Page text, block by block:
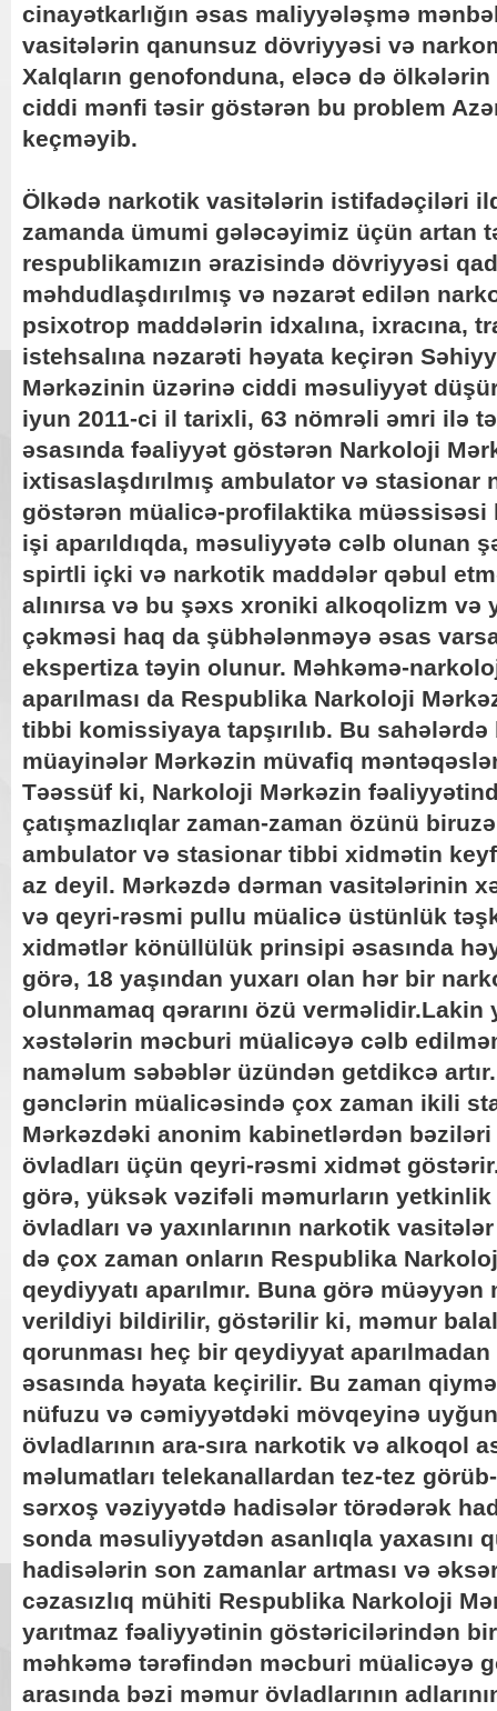
cinayətkarlığın əsas maliyyələşmə
vasitələrin qanunsuz dövriyyəsi və
Xalqların genofonduna, eləcə də
ciddi mənfi təsir göstərən bu problem
keçməyib.
Ölkədə narkotik vasitələrin istifadəçiləri
zamanda ümumi gələcəyimiz üçün artan
respublikamızın ərazisində dövriyyəsi
məhdudlaşdırılmış və nəzarət edilən
psixotrop maddələrin idxalına, ixracına,
istehsalına nəzarəti həyata keçirən
Mərkəzinin üzərinə ciddi məsuliyyət
iyun 2011-ci il tarixli, 63 nömrəli əmri ilə
əsasında fəaliyyət göstərən Narkoloji
ixtisaslaşdırılmış ambulator və stasionar
göstərən müalicə-profilaktika müəssisəsi
işi aparıldıqda, məsuliyyətə cəlb olunan
spirtli içki və narkotik maddələr qəbul
alınırsa və bu şəxs xroniki alkoqolizm və
çəkməsi haq da şübhələnməyə əsas
ekspertiza təyin olunur. Məhkəmə-
aparılması da Respublika Narkoloji
tibbi komissiyaya tapşırılıb. Bu
müayinələr Mərkəzin müvafiq
Təəssüf ki, Narkoloji Mərkəzin
çatışmazlıqlar zaman-zaman özünü
ambulator və stasionar tibbi xidmətin
az deyil. Mərkəzdə dərman vasitələrinin
və qeyri-rəsmi pullu müalicə üstünlük
xidmətlər könüllülük prinsipi əsasında
görə, 18 yaşından yuxarı olan hər bir
olunmamaq qərarını özü verməlidir.Lakin
xəstələrin məcburi müalicəyə cəlb
naməlum səbəblər üzündən getdikcə
gənclərin müalicəsində çox zaman ikili
Mərkəzdəki anonim kabinetlərdən
övladları üçün qeyri-rəsmi xidmət
görə, yüksək vəzifəli məmurların yetkinlik
övladları və yaxınlarının narkotik
də çox zaman onların Respublika
qeydiyyatı aparılmır. Buna görə
verildiyi bildirilir, göstərilir ki, məmur
qorunması heç bir qeydiyyat
əsasında həyata keçirilir. Bu zaman
nüfuzu və cəmiyyətdəki mövqeyinə
övladlarının ara-sıra narkotik və alkoqol
məlumatları telekanallardan tez-tez
sərxoş vəziyyətdə hadisələr törədərək
sonda məsuliyyətdən asanlıqla yaxasını
hadisələrin son zamanlar artması və
cəzasızlıq mühiti Respublika Narkoloji
yarıtmaz fəaliyyətinin göstəricilərindən
məhkəmə tərəfindən məcburi müalicəyə
arasında bəzi məmur övladlarının